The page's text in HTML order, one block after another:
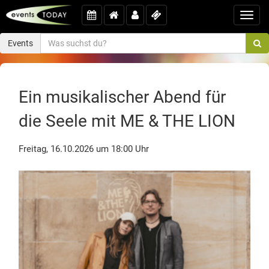
Events
Ein musikalischer Abend für
die Seele mit ME & THE LION
Freitag, 16.10.2026 um 18:00 Uhr